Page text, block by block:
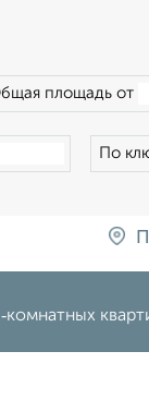
площадь от
По